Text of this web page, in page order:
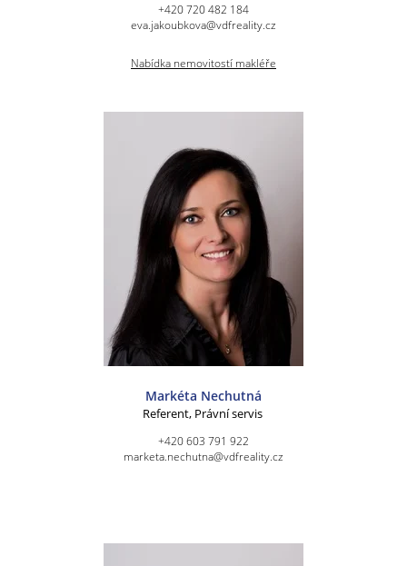
+420 720 482 184
eva.jakoubkova@vdfreality.cz
Nabídka nemovitostí makléře
Markéta Nechutná
Referent, Právní servis
+420 603 791 922
marketa.nechutna@vdfreality.cz